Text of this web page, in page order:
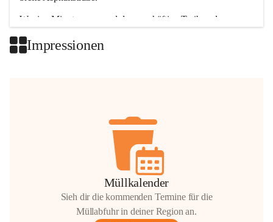
Wenige Minuten nur, und das geschäftige Treiben der
Impressionen
Müllkalender
Sieh dir die kommenden Termine für die
Müllabfuhr in deiner Region an.